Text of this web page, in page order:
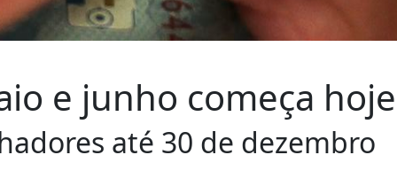
e junho começa hoje
até 30 de dezembro